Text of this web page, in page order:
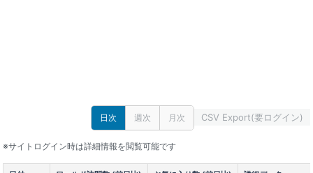
日次 週次 月次 CSV Export(要ログイン)
※サイトログイン時は詳細情報を閲覧可能です